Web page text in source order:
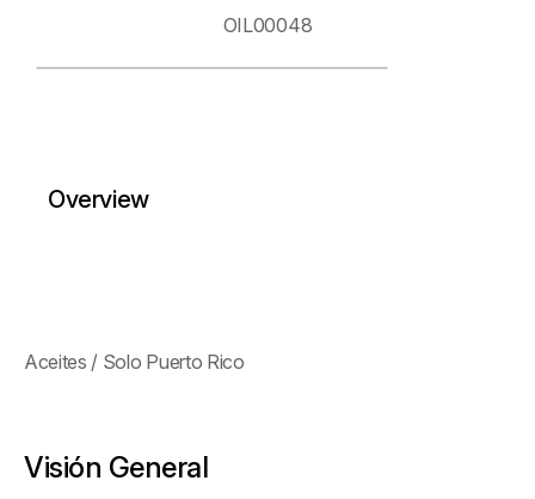
OIL00048
Overview
Aceites / Solo Puerto Rico
Visión General